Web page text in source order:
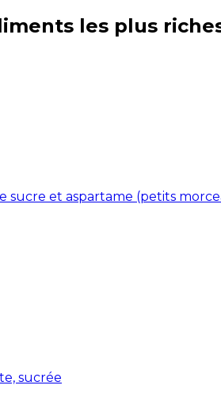
les plus
sucre et aspartame (petits
sucrée